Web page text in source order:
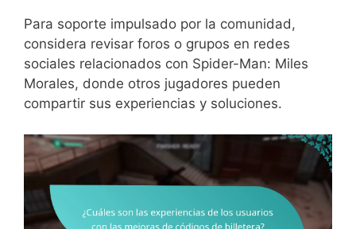
Para soporte impulsado por la comunidad,
considera revisar foros o grupos en redes
sociales relacionados con Spider-Man: Miles
Morales, donde otros jugadores pueden
compartir sus experiencias y soluciones.